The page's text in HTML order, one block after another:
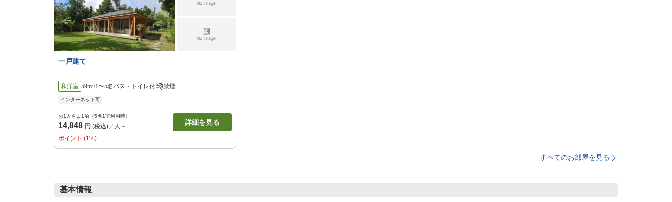
一戸建て
和洋室 59m²/1〜5名バス・トイレ付 禁煙
インターネット可
お1人さま1泊（5名1室利用時）
14,848 円 (税込)／人～ 詳細を見る
ポイント (1%)
すべてのお部屋を見る
基本情報